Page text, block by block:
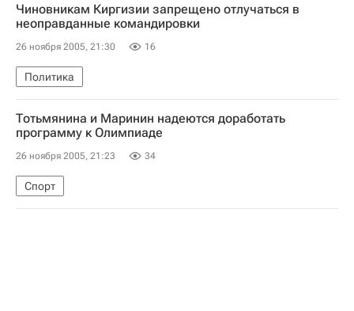
Чиновникам Киргизии запрещено отлучаться в
неоправданные командировки
26 ноября 2005, 21:30 16
Политика
Тотьмянина и Маринин надеются доработать
программу к Олимпиаде
26 ноября 2005, 21:23 34
Спорт